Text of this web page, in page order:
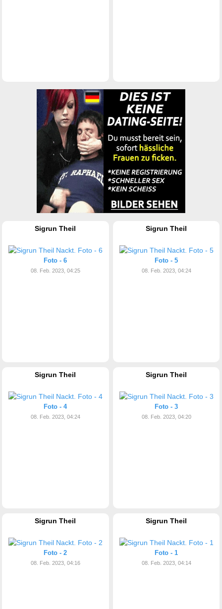
Sigrun Theil
Foto - 6
08. Feb. 2023, 04:25
Sigrun Theil
Foto - 5
08. Feb. 2023, 04:24
Sigrun Theil
Foto - 4
08. Feb. 2023, 04:24
Sigrun Theil
Foto - 3
08. Feb. 2023, 04:20
Sigrun Theil
Foto - 2
08. Feb. 2023, 04:16
Sigrun Theil
Foto - 1
08. Feb. 2023, 04:14